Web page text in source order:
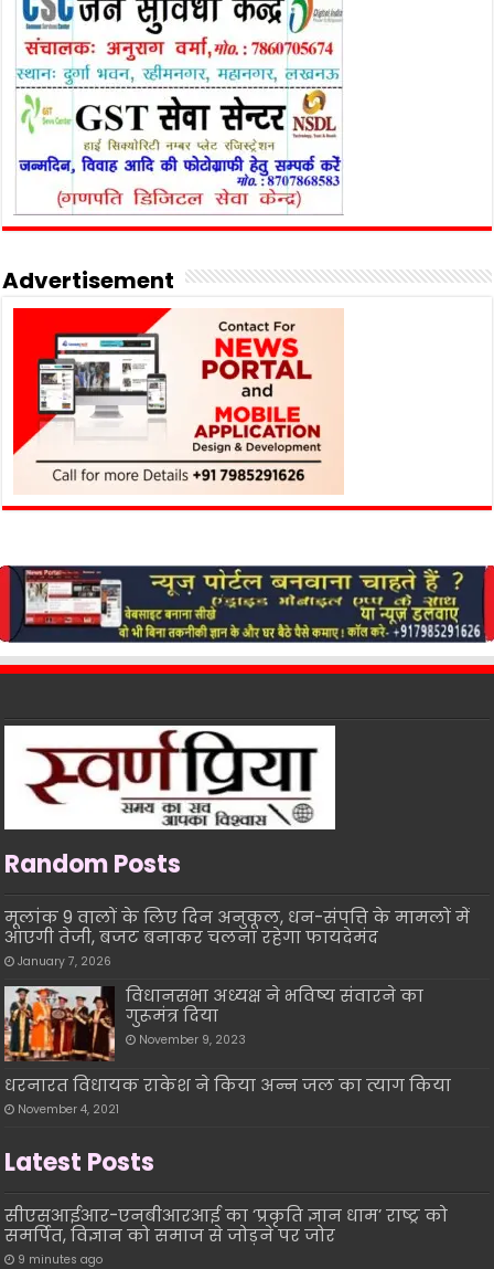
Advertisement
Random Posts
मूलांक 9 वालों के लिए दिन अनुकूल, धन-संपत्ति के मामलों में
आएगी तेजी, बजट बनाकर चलना रहेगा फायदेमंद
January 7, 2026
विधानसभा अध्यक्ष ने भविष्य संवारने का
गुरूमंत्र दिया
November 9, 2023
धरनारत विधायक राकेश ने किया अन्न जल का त्याग किया
November 4, 2021
Latest Posts
सीएसआईआर-एनबीआरआई का ‘प्रकृति ज्ञान धाम’ राष्ट्र को
समर्पित, विज्ञान को समाज से जोड़ने पर जोर
9 minutes ago